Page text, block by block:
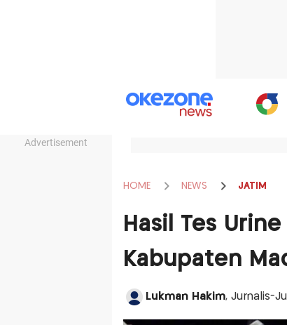
Advertisement
HOME NEWS JATIM
Hasil Tes
Kabupaten
Lukman Hakim, Jurnalis-